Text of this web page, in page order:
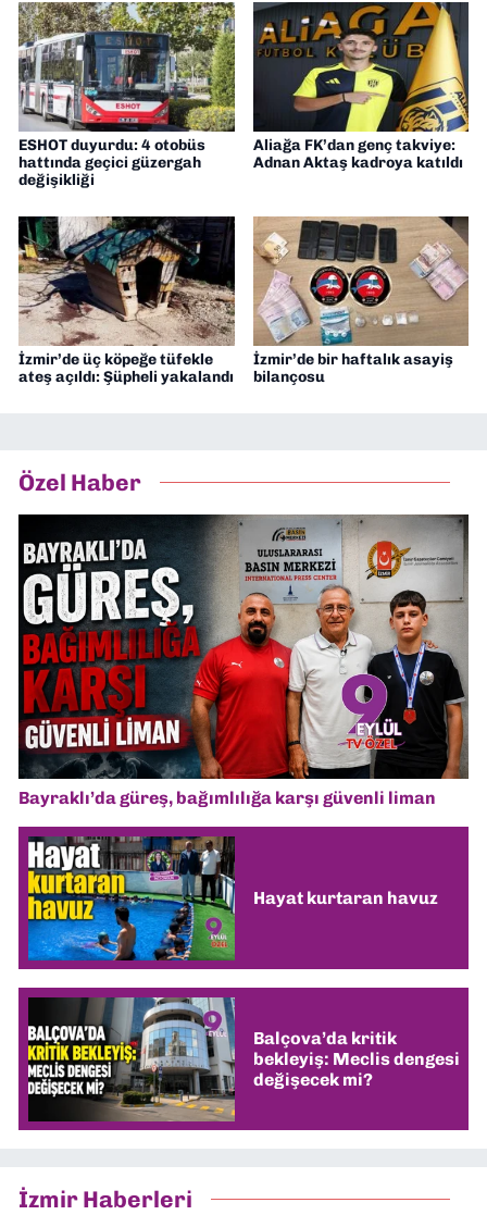
ESHOT duyurdu: 4 otobüs
hattında geçici güzergah
değişikliği
Aliağa FK’dan genç takviye:
Adnan Aktaş kadroya katıldı
İzmir’de üç köpeğe tüfekle
ateş açıldı: Şüpheli yakalandı
İzmir’de bir haftalık asayiş
bilançosu
Özel Haber
Bayraklı’da güreş, bağımlılığa karşı güvenli liman
Hayat kurtaran havuz
Balçova’da kritik
bekleyiş: Meclis dengesi
değişecek mi?
İzmir Haberleri